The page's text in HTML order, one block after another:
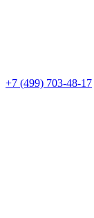
+7 (499) 703-48-17